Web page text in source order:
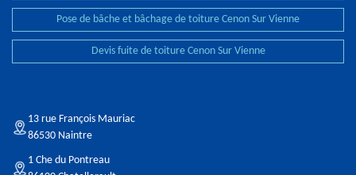
Pose de bâche et bâchage de toiture Cenon Sur Vienne
Devis fuite de toiture Cenon Sur Vienne
13 rue François Mauriac
86530 Naintre
1 Che du Pontreau